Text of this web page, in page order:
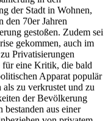
der Stadt in Wohnen,
den 70er Jahren
gestoßen. Zudem sei
gekommen, auch im
Privatisierungen
für eine Kritik, die bald
Apparat populär
zu verkrustet und zu
der Bevölkerung
aus einer